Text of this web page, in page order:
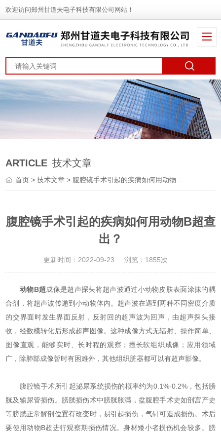
欢迎访问郑州甘道夫电子科技有限公司网站！
ARTICLE 技术文章
首页 >技术文章 > 腹腔镜手术引起的疾病如何用动物B超查出？
腹腔镜手术引起的疾病如何用动物B超查
出？
更新时间：2022-09-23 浏览：1855次
动物B超成像是超声探头将超声波通过小动物皮肤表面涂抹的耦
合剂，将超声波传递到小动物体内。超声波在遇到两种不同密度介质
的交界面时发生界面反射，反射回的超声波为回声，由超声探头接
收，经数模转化后形成超声图像。这种成像方式无辐射、操作简单、
图像直观，能够实时、长时程的观察；擅长软组织成像；应用领域
广，除肺部成像暂时有困难外，其他组织脏器都可以有超声影像。
腹腔镜手术所引起泌尿系统损伤的概率约为0.1%-0.2%，包括膀
胱及输尿管损伤。膀胱损伤术中膀胱胀满，盆腹腔手术史如剖宫产史
等膀胱正常解剖位置有改变时，易引起损伤，气针可造成损伤。术后
要使用动物B超进行观察期损伤情况。身材矮小者损伤机会较多。膀